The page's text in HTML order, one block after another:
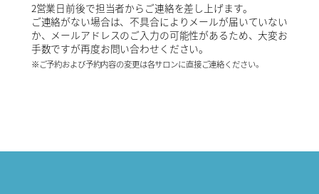
2営業日前後で担当者からご連絡を差し上げます。
ご連絡がない場合は、不具合によりメールが届いていない
か、メールアドレスのご入力の可能性があるため、大変お
手数ですが再度お問い合わせください。
※ご予約および予約内容の変更は各サロンに直接ご連絡ください。